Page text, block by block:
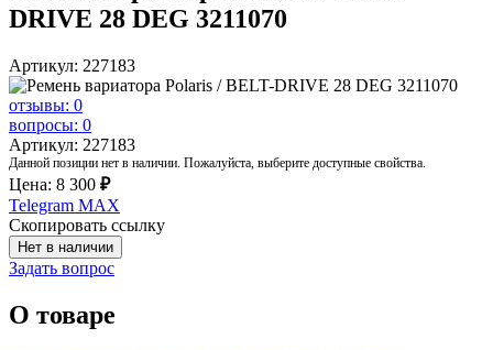
DRIVE 28 DEG 3211070
Артикул: 227183
отзывы: 0
вопросы: 0
Артикул: 227183
Данной позиции нет в наличии. Пожалуйста, выберите доступные свойства.
Цена: 8 300 ₽
Telegram MAX
Скопировать ссылку
Нет в наличии
Задать вопрос
О товаре